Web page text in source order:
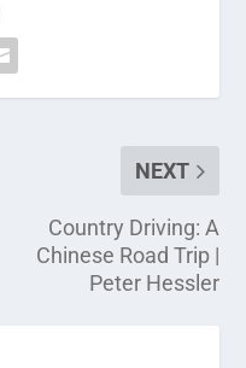
NEXT
Country Driving: A
Chinese Road Trip |
Peter Hessler